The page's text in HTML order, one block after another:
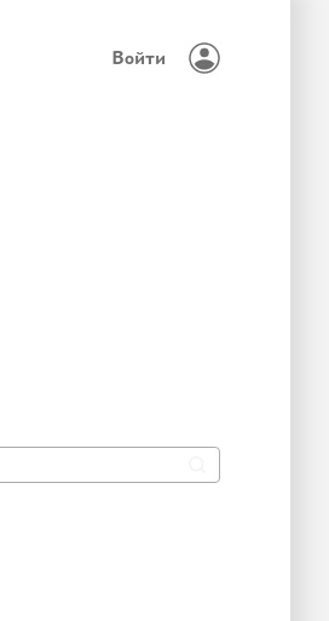
Войти